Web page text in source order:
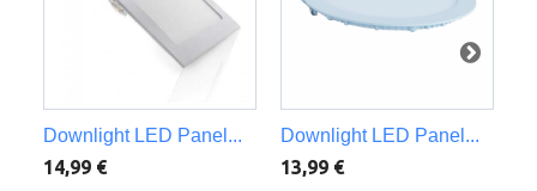
Downlight LED Panel...
14,99 €
Downlight LED Panel...
13,99 €